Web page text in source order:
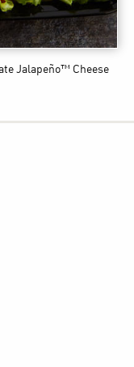
Jalapeño™ Cheese